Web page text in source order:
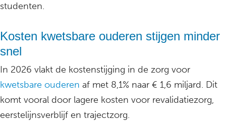
studenten.
Kosten kwetsbare ouderen stijgen minder
snel
In 2026 vlakt de kostenstijging in de zorg voor
kwetsbare ouderen af met 8,1% naar € 1,6 miljard. Dit
komt vooral door lagere kosten voor revalidatiezorg,
eerstelijnsverblijf en trajectzorg.